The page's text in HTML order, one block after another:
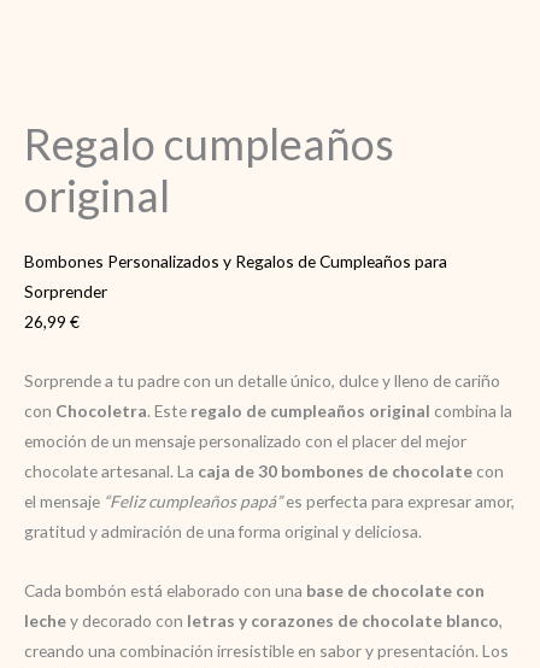
Regalo cumpleaños
original
Bombones Personalizados y Regalos de Cumpleaños para
Sorprender
26,99 €
Sorprende a tu padre con un detalle único, dulce y lleno de cariño
con Chocoletra. Este regalo de cumpleaños original combina la
emoción de un mensaje personalizado con el placer del mejor
chocolate artesanal. La caja de 30 bombones de chocolate con
el mensaje “Feliz cumpleaños papá”es perfecta para expresar amor,
gratitud y admiración de una forma original y deliciosa.
Cada bombón está elaborado con una base de chocolate con
lechey decorado con letras y corazones de chocolate blanco,
creando una combinación irresistible en sabor y presentación. Los